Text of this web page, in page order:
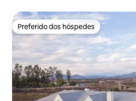
Preferido dos hóspedes
Preferido dos hóspedes